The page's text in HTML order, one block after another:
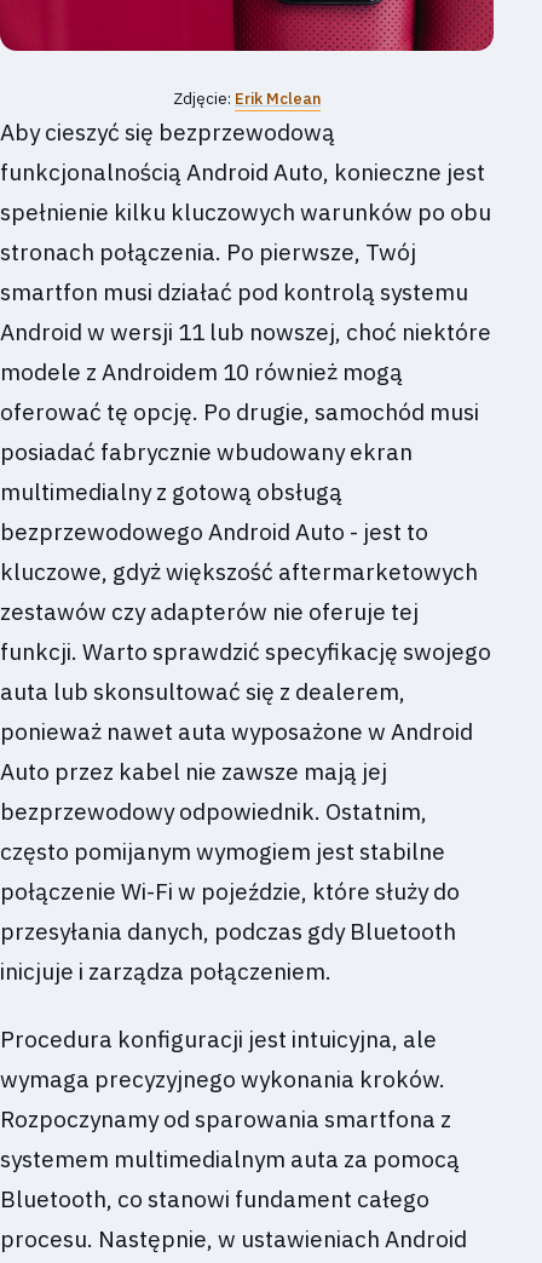
Zdjęcie: Erik Mclean
Aby cieszyć się bezprzewodową
funkcjonalnością Android Auto, konieczne jest
spełnienie kilku kluczowych warunków po obu
stronach połączenia. Po pierwsze, Twój
smartfon musi działać pod kontrolą systemu
Android w wersji 11 lub nowszej, choć niektóre
modele z Androidem 10 również mogą
oferować tę opcję. Po drugie, samochód musi
posiadać fabrycznie wbudowany ekran
multimedialny z gotową obsługą
bezprzewodowego Android Auto - jest to
kluczowe, gdyż większość aftermarketowych
zestawów czy adapterów nie oferuje tej
funkcji. Warto sprawdzić specyfikację swojego
auta lub skonsultować się z dealerem,
ponieważ nawet auta wyposażone w Android
Auto przez kabel nie zawsze mają jej
bezprzewodowy odpowiednik. Ostatnim,
często pomijanym wymogiem jest stabilne
połączenie Wi-Fi w pojeździe, które służy do
przesyłania danych, podczas gdy Bluetooth
inicjuje i zarządza połączeniem.
Procedura konfiguracji jest intuicyjna, ale
wymaga precyzyjnego wykonania kroków.
Rozpoczynamy od sparowania smartfona z
systemem multimedialnym auta za pomocą
Bluetooth, co stanowi fundament całego
procesu. Następnie, w ustawieniach Android